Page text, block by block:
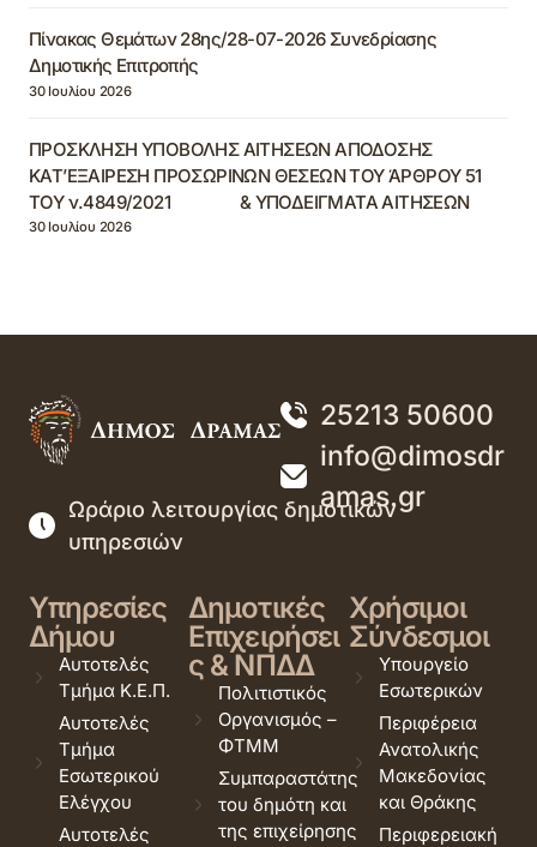
Πίνακας Θεμάτων 28ης/28-07-2026 Συνεδρίασης
Δημοτικής Επιτροπής
30 Ιουλίου 2026
ΠΡΟΣΚΛΗΣΗ ΥΠΟΒΟΛΗΣ ΑΙΤΗΣΕΩΝ ΑΠΟΔΟΣΗΣ
ΚΑΤ’ΕΞΑΙΡΕΣΗ ΠΡΟΣΩΡΙΝΩΝ ΘΕΣΕΩΝ ΤΟΥ ΆΡΘΡΟΥ 51
ΤΟΥ ν.4849/2021 & ΥΠΟΔΕΙΓΜΑΤΑ ΑΙΤΗΣΕΩΝ
30 Ιουλίου 2026
25213 50600
info@dimosdr
amas.gr
Ωράριο λειτουργίας δημοτικών
υπηρεσιών
Υπηρεσίες
Δήμου
Αυτοτελές
Τμήμα Κ.Ε.Π.
Αυτοτελές
Τμήμα
Εσωτερικού
Ελέγχου
Αυτοτελές
Δημοτικές
Επιχειρήσει
ς & ΝΠΔΔ
Πολιτιστικός
Οργανισμός –
ΦΤΜΜ
Συμπαραστάτης
του δημότη και
της επιχείρησης
Χρήσιμοι
Σύνδεσμοι
Υπουργείο
Εσωτερικών
Περιφέρεια
Ανατολικής
Μακεδονίας
και Θράκης
Περιφερειακή